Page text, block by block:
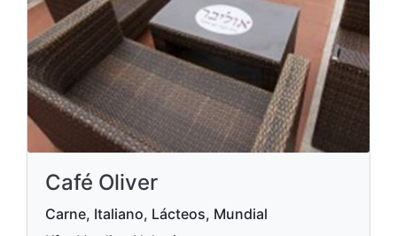
Café Oliver
Carne, Italiano, Lácteos, Mundial